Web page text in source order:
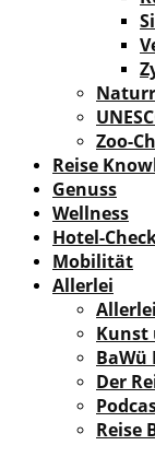
Zoo-
Reise
Genuss
Wellness
Hotel-
Mobilität
Allerlei
Allerlei
Kunst
Der
Reise